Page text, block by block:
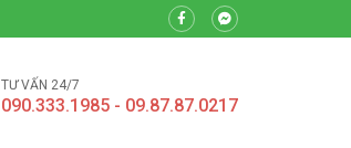
TƯ VẤN 24/7
090.333.1985 - 09.87.87.0217